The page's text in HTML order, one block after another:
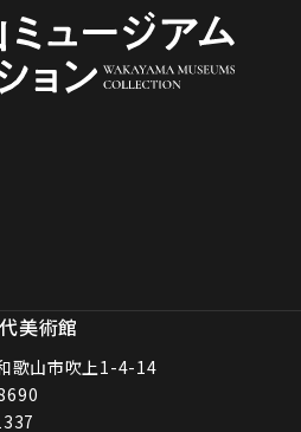
美術館
山市吹上1-4-14